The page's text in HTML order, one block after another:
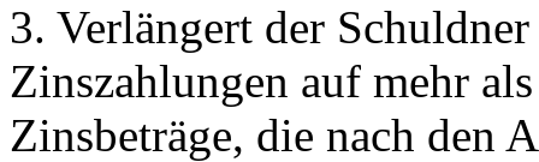
3. Verlängert der
Zinszahlungen auf mehr
Zinsbeträge, die nach den